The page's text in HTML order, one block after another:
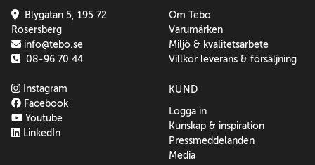
Blygatan 5, 195 72
Rosersberg
info@tebo.se
08-96 70 44
Instagram
Facebook
Youtube
LinkedIn
Om Tebo
Varumärken
Miljö & kvalitetsarbete
Villkor leverans & försäljning
KUND
Logga in
Kunskap & inspiration
Pressmeddelanden
Media